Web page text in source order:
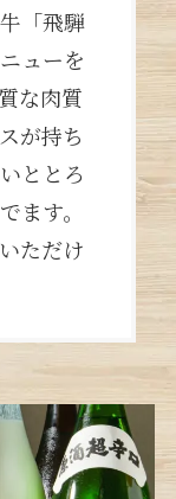
「飛騨
ューを
な肉質
が持ち
ととろ
ます。
ただけ